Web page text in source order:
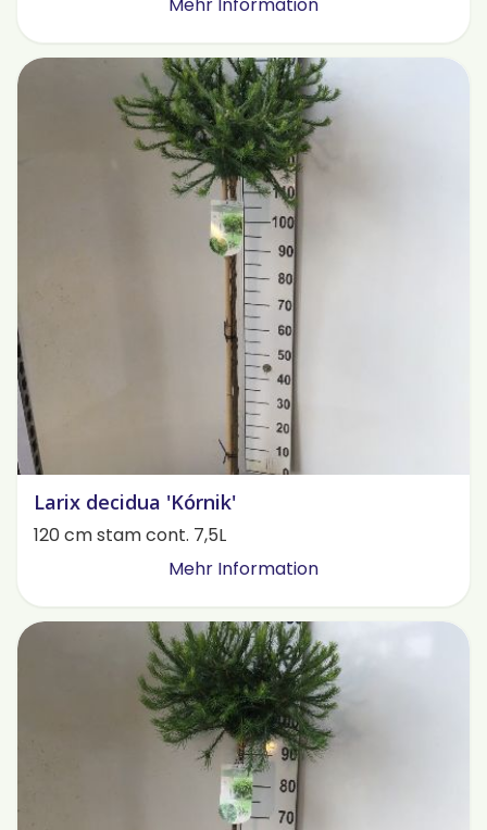
Larix decidua 'Kórnik'
120 cm stam cont. 7,5L
Mehr Information